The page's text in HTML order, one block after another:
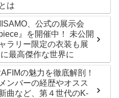
は
、公式の展示会
』を開催中！ 未公開
ラリー限定の衣装も展
最高傑作な世界に
の魅力を徹底解剖！
ンバーの経歴やオスス
曲など、第４世代のK-